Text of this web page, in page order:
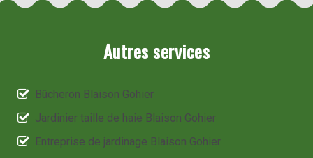
Autres services
Bûcheron Blaison Gohier
Jardinier taille de haie Blaison Gohier
Entreprise de jardinage Blaison Gohier